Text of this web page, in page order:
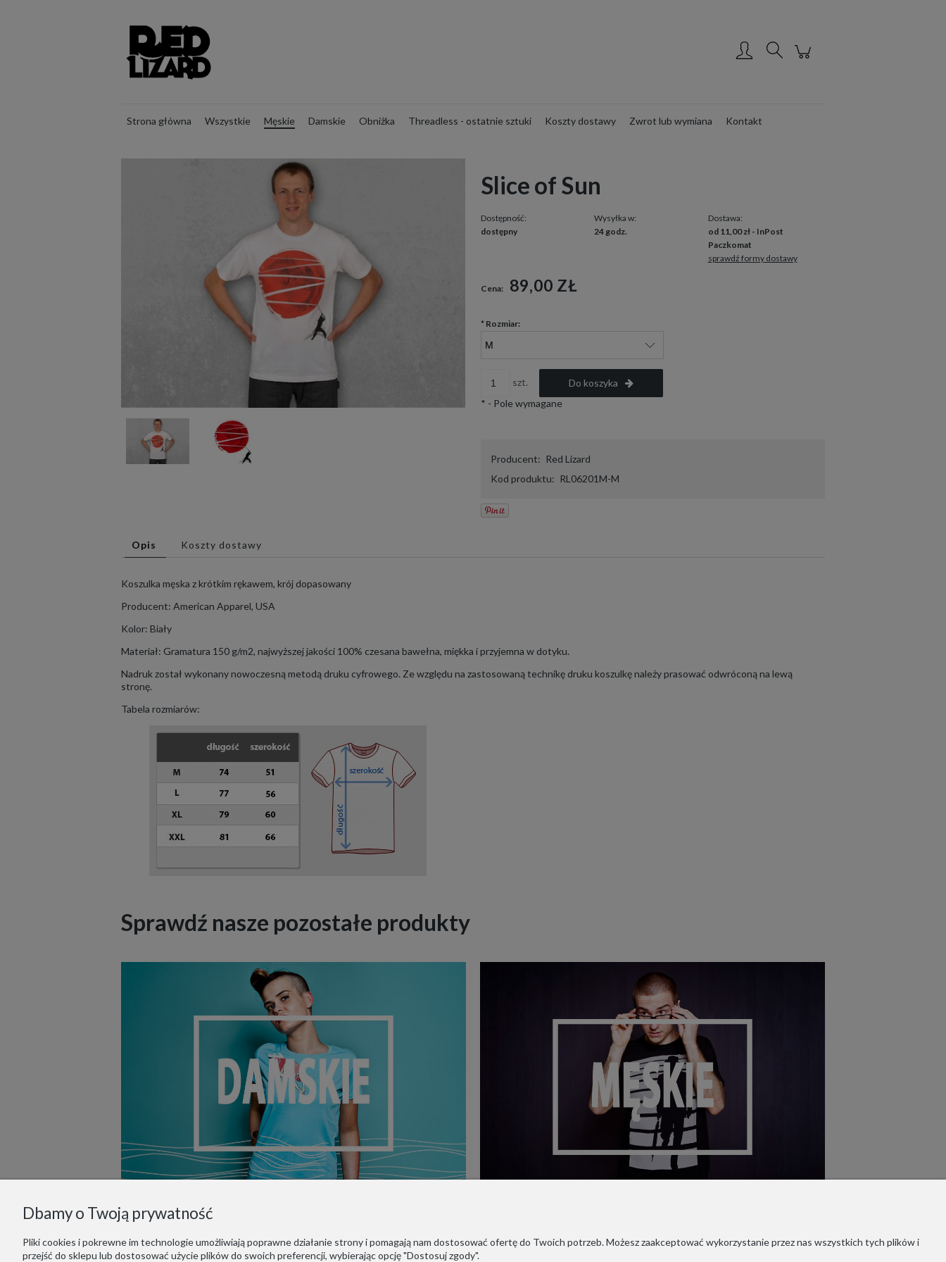
Strona główna Wszystkie Męskie Damskie Obniżka Threadless - ostatnie sztuki Koszty dostawy Zwrot lub wymiana Kontakt
Slice of Sun
Dostępność:
dostępny
Wysyłka w:
24 godz.
Dostawa:
od 11,00 zł - InPost
Paczkomat
sprawdź formy dostawy
Cena: 89,00 ZŁ
* Rozmiar:
szt.
Do koszyka
* - Pole wymagane
Producent: Red Lizard
Kod produktu: RL06201M-M
Opis Koszty dostawy
Koszulka męska z krótkim rękawem, krój dopasowany
Producent: American Apparel, USA
Kolor: Biały
Materiał: Gramatura 150 g/m2, najwyższej jakości 100% czesana bawełna, miękka i przyjemna w dotyku.
Nadruk został wykonany nowoczesną metodą druku cyfrowego. Ze względu na zastosowaną technikę druku koszulkę należy prasować odwróconą na lewą
stronę.
Tabela rozmiarów:
Sprawdź nasze pozostałe produkty
Dbamy o Twoją prywatność
Pliki cookies i pokrewne im technologie umożliwiają poprawne działanie strony i pomagają nam dostosować ofertę do Twoich potrzeb. Możesz zaakceptować wykorzystanie przez nas wszystkich tych plików i
przejść do sklepu lub dostosować użycie plików do swoich preferencji, wybierając opcję "Dostosuj zgody".